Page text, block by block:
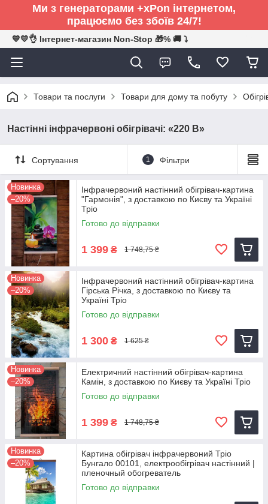
Ми з генераторами +xPon інтернетом,
працюємо без збоїв 24/7!
💙💛👌 Інтернет-магазин Non-Stop 🎁% 🚚 ⤵
Товари та послуги Товари для дому та побуту
Настінні інфрачервоні обігрівачі: «220 В»
Сортування 1 Фільтри
Новинка
–20%
Інфрачервоний настінний обігрівач-картина
"Гармонія", з доставкою по Києву та Україні
Тріо
Готово до відправки
1 399 ₴ 1 748,75 ₴
Новинка
–20%
Інфрачервоний настінний обігрівач-картина
Гірська Річка, з доставкою по Києву та
Україні Тріо
Готово до відправки
1 300 ₴ 1 625 ₴
Новинка
–20%
Електричний настінний обігрівач-картина
Камін, з доставкою по Києву та Україні Тріо
Готово до відправки
1 399 ₴ 1 748,75 ₴
Новинка
–20%
Картина обігрівач інфрачервоний Тріо
Бунгало 00101, електрообігрівач настінний |
пленочный обогреватель
Готово до відправки